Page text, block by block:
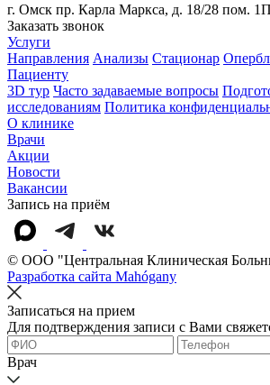
г. Омск пр. Карла Маркса, д. 18/28 пом. 1П
Заказать звонок
Услуги
Направления Анализы Стационар
Пациенту
3D тур Часто задаваемые вопросы
исследованиям Политика
О клинике
Врачи
Акции
Новости
Вакансии
Запись на приём
© OOO "Центральная Клиническая
Разработка сайта Mahógany
Записаться на прием
Для подтверждения записи с Вами
Врач